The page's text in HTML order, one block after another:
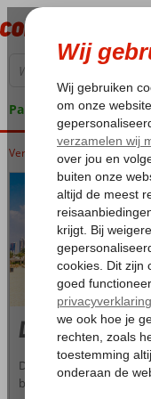
Pakketgarantie
Home
Verenigde Arabische
Dubai
Dubai is een stad in de
bekend om zijn luxe